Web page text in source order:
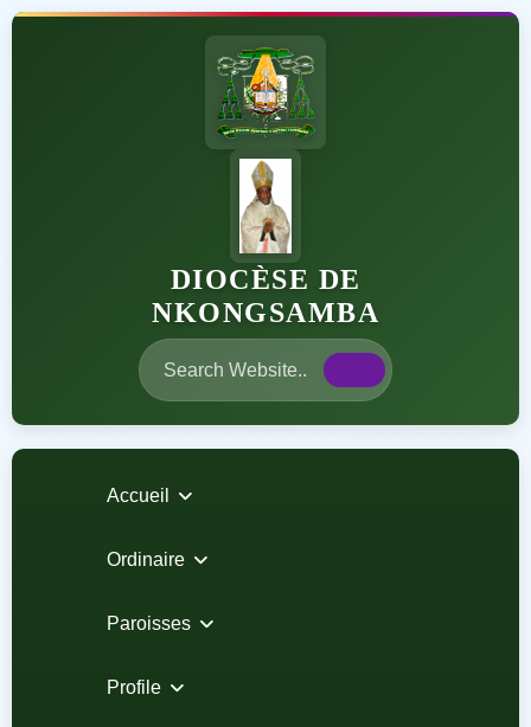
DIOCÈSE DE
NKONGSAMBA
Accueil
Ordinaire
Paroisses
Profile